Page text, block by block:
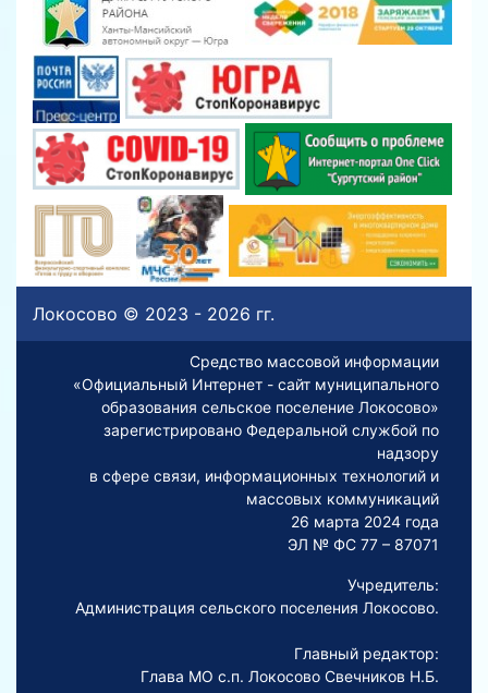
Локосово © 2023 - 2026 гг.
Средство массовой информации
«Официальный Интернет - сайт муниципального
образования сельское поселение Локосово»
зарегистрировано Федеральной службой по
надзору
в сфере связи, информационных технологий и
массовых коммуникаций
26 марта 2024 года
ЭЛ № ФС 77 – 87071
Учредитель:
Администрация сельского поселения Локосово.
Главный редактор:
Глава МО с.п. Локосово Свечников Н.Б.